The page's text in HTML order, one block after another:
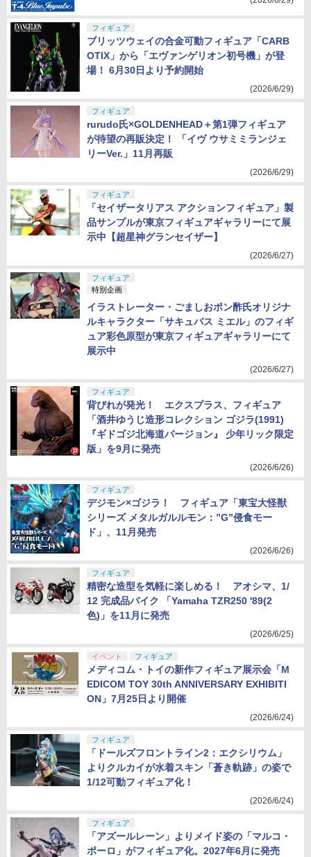
フィギュア
ブリッツウェイの合金可動フィギュア「CARB
OTIX」から「エヴァンゲリオン初号機」が登
場！ 6月30日より予約開始
(2026/6/29)
フィギュア
rurudo氏×GOLDENHEAD＋第1弾フィギュア
が待望の再販決定！ 「イヴ ウサミミランジェ
リーVer.」11月再販
(2026/6/29)
フィギュア
「セイザータリアス アクションフィギュア」製
品サンプルが東京フィギュアギャラリーにて展
示中【超星神グランセイザー】
(2026/6/27)
フィギュア
特別企画
イラストレーター・ごましおポン酢氏オリジナ
ルキャラクター「サキュバス ミエル」のフィギ
ュア彩色原型が東京フィギュアギャラリーにて
展示中
(2026/6/27)
フィギュア
背びれが発光！ エクスプラス、フィギュア
「酒井ゆうじ造形コレクション ゴジラ(1991)
『ギドゴジ北海道バージョン』 少年リック限定
版」を9月に発売
(2026/6/26)
フィギュア
デジモン×ゴジラ！ フィギュア「東宝大怪獣
シリーズ メタルガルルモン：”G”侵食モー
ド」、11月発売
(2026/6/26)
フィギュア
精密な造型を気軽に楽しめる！ アオシマ、1/
12 完成品バイク 「Yamaha TZR250 '89(2
色)」を11月に発売
(2026/6/25)
イベント フィギュア
メディコム・トイの新作フィギュア展示会「M
EDICOM TOY 30th ANNIVERSARY EXHIBITI
ON」7月25日より開催
(2026/6/24)
フィギュア
「ドールズフロントライン2：エクシリウム」
よりクルカイが水着スキン「蒼き軌跡」の姿で
1/12可動フィギュア化！
(2026/6/24)
フィギュア
「アズールレーン」よりメイド姿の「マルコ・
ポーロ」がフィギュア化。2027年6月に発売